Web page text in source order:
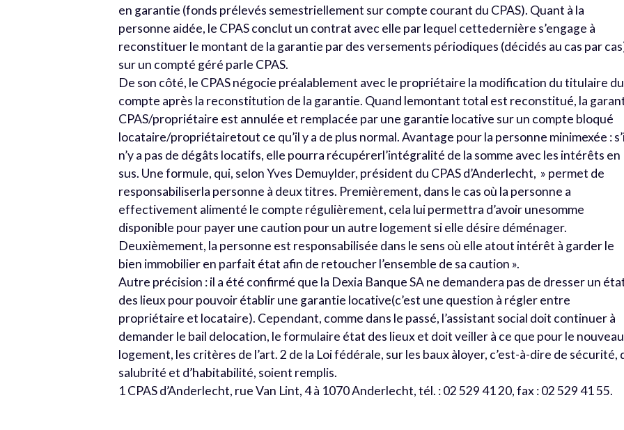
en garantie (fonds prélevés semestriellement sur compte courant du CPAS). Quant à la
personne aidée, le CPAS conclut un contrat avec elle par lequel cettedernière s’engage à
reconstituer le montant de la garantie par des versements périodiques (décidés au cas par
sur un compté géré parle CPAS.
De son côté, le CPAS négocie préalablement avec le propriétaire la modification du titulaire du
compte après la reconstitution de la garantie. Quand lemontant total est reconstitué, la
CPAS/propriétaire est annulée et remplacée par une garantie locative sur un compte bloqué
locataire/propriétairetout ce qu’il y a de plus normal. Avantage pour la personne minimexée :
n’y a pas de dégâts locatifs, elle pourra récupérerl’intégralité de la somme avec les intérêts en
sus. Une formule, qui, selon Yves Demuylder, président du CPAS d’Anderlecht, » permet de
responsabiliserla personne à deux titres. Premièrement, dans le cas où la personne a
effectivement alimenté le compte régulièrement, cela lui permettra d’avoir unesomme
disponible pour payer une caution pour un autre logement si elle désire déménager.
Deuxièmement, la personne est responsabilisée dans le sens où elle atout intérêt à garder le
bien immobilier en parfait état afin de retoucher l’ensemble de sa caution ».
Autre précision : il a été confirmé que la Dexia Banque SA ne demandera pas de dresser un
des lieux pour pouvoir établir une garantie locative(c’est une question à régler entre
propriétaire et locataire). Cependant, comme dans le passé, l’assistant social doit continuer à
demander le bail delocation, le formulaire état des lieux et doit veiller à ce que pour le nouveau
logement, les critères de l’art. 2 de la Loi fédérale, sur les baux àloyer, c’est-à-dire de sécurité,
salubrité et d’habitabilité, soient remplis.
1 CPAS d’Anderlecht, rue Van Lint, 4 à 1070 Anderlecht, tél. : 02 529 41 20, fax : 02 529 41 55.